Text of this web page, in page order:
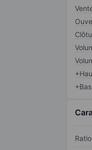
+Bas